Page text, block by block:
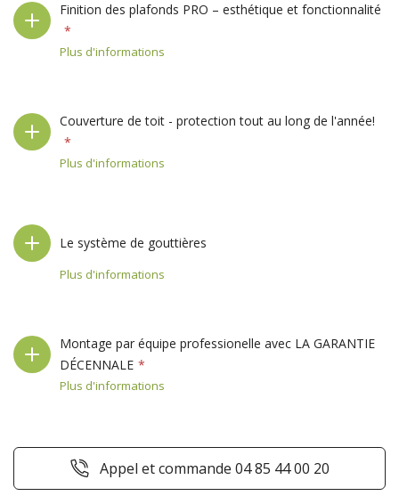
Finition des plafonds PRO – esthétique et fonctionnalité
Plus d'informations
Couverture de toit - protection tout au long de l'année!
Plus d'informations
Le système de gouttières
Plus d'informations
Montage par équipe professionelle avec LA GARANTIE
DÉCENNALE
Plus d'informations
Appel et commande 04 85 44 00 20